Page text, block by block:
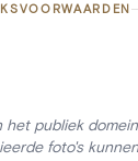
het publiek
foto's